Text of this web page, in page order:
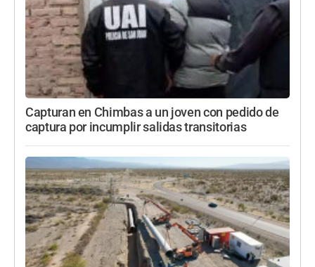
Capturan en Chimbas a un joven con pedido de
captura por incumplir salidas transitorias